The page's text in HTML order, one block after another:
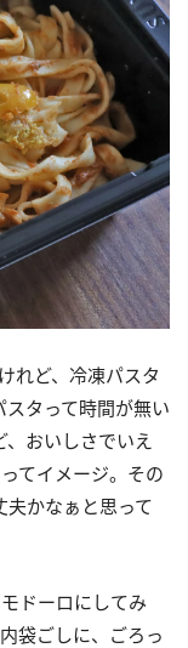
れど、冷凍パスタ
タって時間が無い
、おいしさでいえ
てイメージ。その
夫かなぁと思って
ドーロにしてみ
袋ごしに、ごろっ